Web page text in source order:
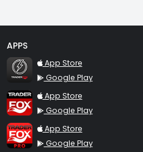
APPS
TraderFox Flash
App Store
Google Play
TraderFox App
App Store
Google Play
TraderFox Pro
App Store
Google Play